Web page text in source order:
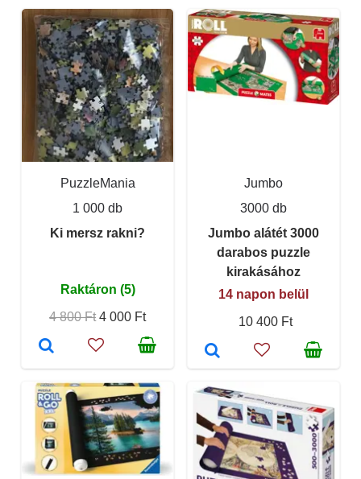
PuzzleMania
1 000 db
Ki mersz rakni?
Raktáron (5)
4 800 Ft 4 000 Ft
Jumbo
3000 db
Jumbo alátét 3000
darabos puzzle
kirakásához
14 napon belül
10 400 Ft